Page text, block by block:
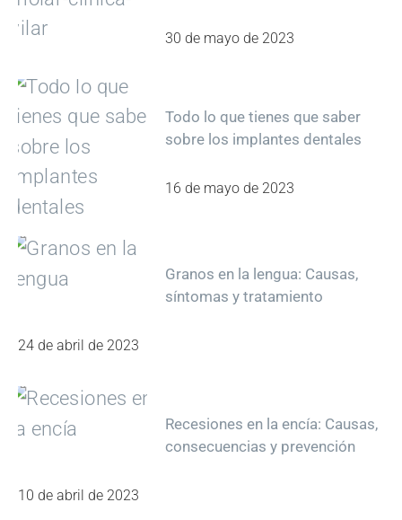
30 de mayo de 2023
Todo lo que tienes que saber
sobre los implantes dentales
16 de mayo de 2023
Granos en la lengua: Causas,
síntomas y tratamiento
24 de abril de 2023
Recesiones en la encía: Causas,
consecuencias y prevención
10 de abril de 2023